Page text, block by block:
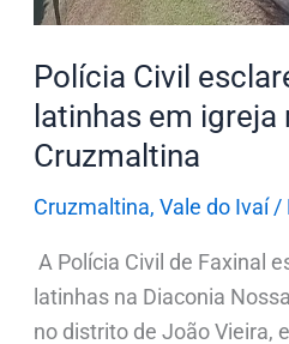
Polícia Civil
latinhas em igreja
Cruzmaltina
Cruzmaltina, Vale do Ivaí/
A Polícia Civil de Faxinal
latinhas na Diaconia
no distrito de João Vieira,
igreja
de
Cruzmaltina